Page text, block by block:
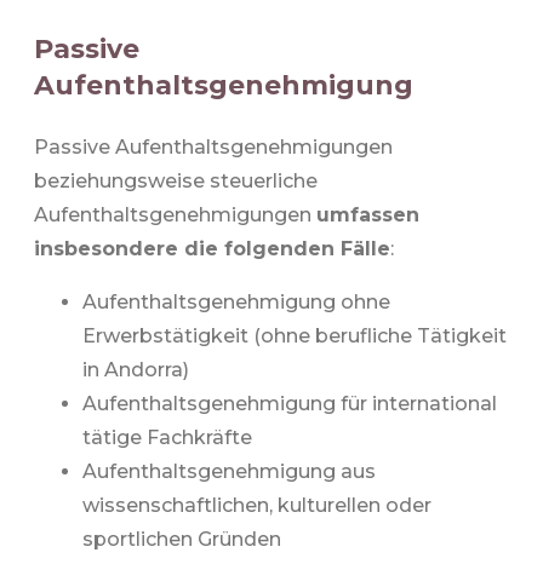
Passive
Aufenthaltsgenehmigung
Passive Aufenthaltsgenehmigungen
beziehungsweise steuerliche
Aufenthaltsgenehmigungen umfassen
insbesondere die folgenden Fälle:
Aufenthaltsgenehmigung ohne
Erwerbstätigkeit (ohne berufliche Tätigkeit
in Andorra)
Aufenthaltsgenehmigung für international
tätige Fachkräfte
Aufenthaltsgenehmigung aus
wissenschaftlichen, kulturellen oder
sportlichen Gründen